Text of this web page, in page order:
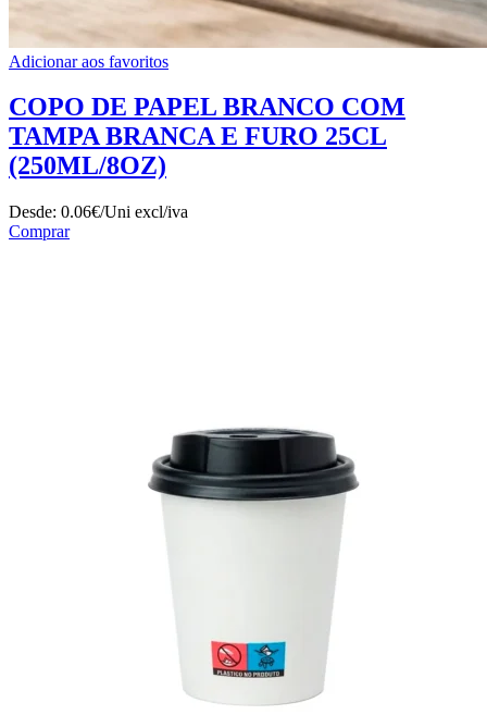
Adicionar aos favoritos
COPO DE PAPEL BRANCO COM
TAMPA BRANCA E FURO 25CL
(250ML/8OZ)
Desde: 0.06€/Uni excl/iva
Comprar